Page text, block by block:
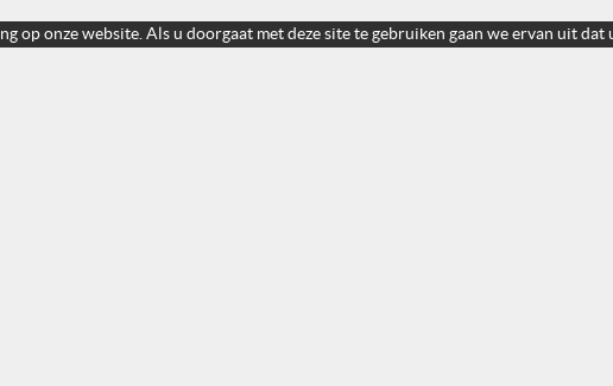
onze website. Als u doorgaat met deze site te gebruiken gaan we ervan uit dat